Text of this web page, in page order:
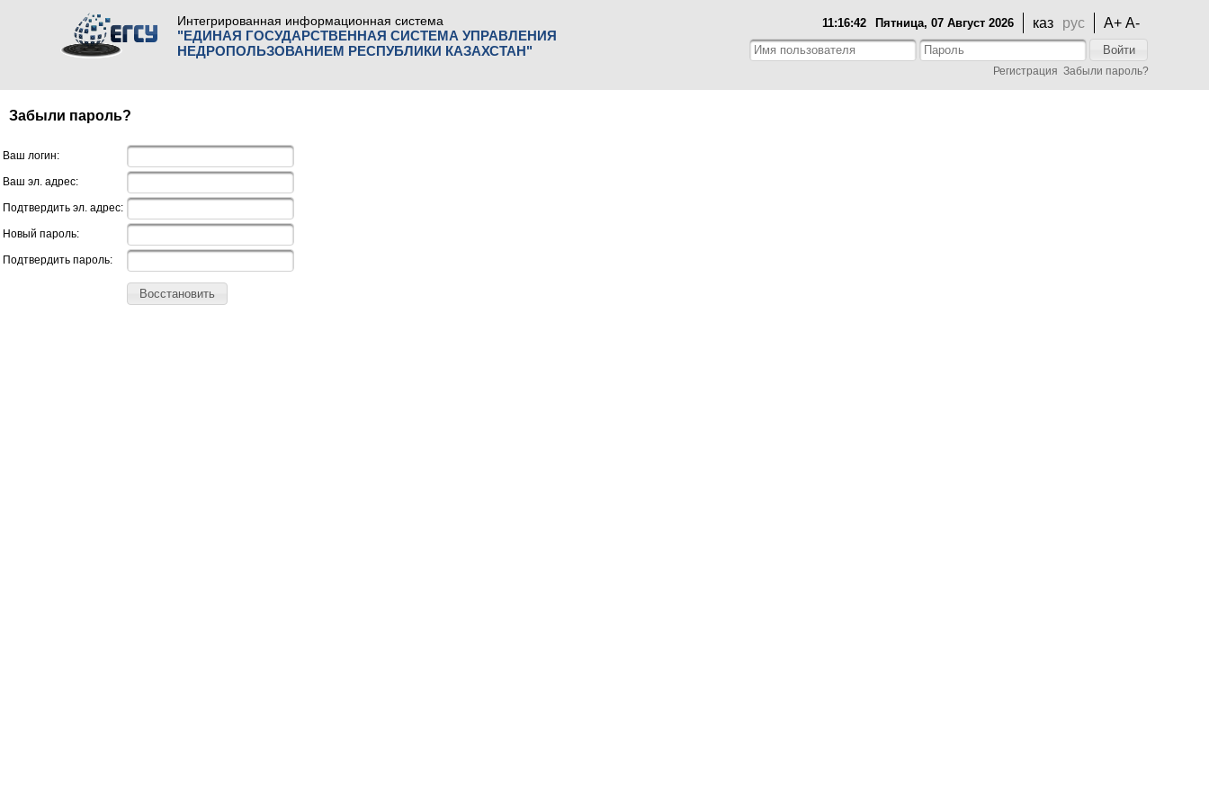
Интегрированная информационная система
"ЕДИНАЯ ГОСУДАРСТВЕННАЯ СИСТЕМА УПРАВЛЕНИЯ
НЕДРОПОЛЬЗОВАНИЕМ РЕСПУБЛИКИ КАЗАХСТАН"
11:16:42 Пятница, 07 Август 2026 каз рус A+ A-
Войти
Регистрация Забыли пароль?
Забыли пароль?
Ваш логин:
Ваш эл. адрес:
Подтвердить эл. адрес:
Новый пароль:
Подтвердить пароль:
Восстановить